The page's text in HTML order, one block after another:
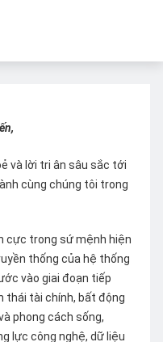
và lời tri ân sâu sắc tới
cùng chúng tôi trong
cực trong sứ mệnh hiện
thống của hệ thống
vào giai đoạn tiếp
thái tài chính, bất động
phong cách sống,
lực công nghệ, dữ liệu